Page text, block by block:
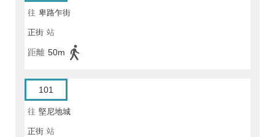
往 卑路乍街
正街 站
距離 50m
101
往 堅尼地城
正街 站